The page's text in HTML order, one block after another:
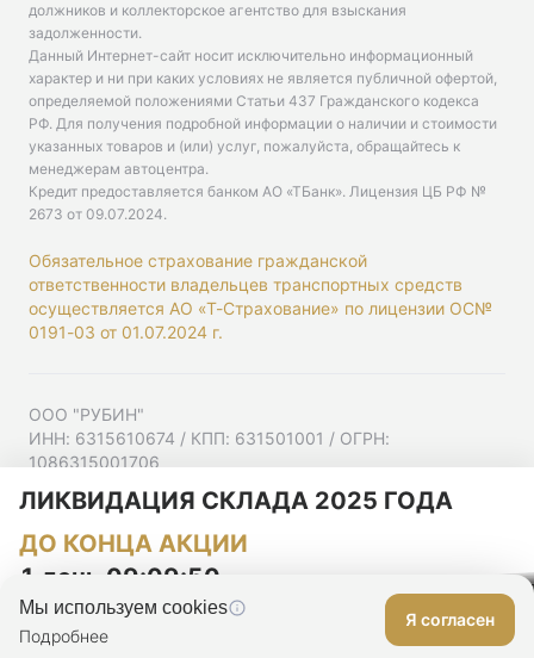
должников и коллекторское агентство для взыскания
задолженности.
Данный Интернет-сайт носит исключительно информационный
характер и ни при каких условиях не является публичной офертой,
определяемой положениями Статьи 437 Гражданского кодекса
РФ. Для получения подробной информации о наличии и стоимости
указанных товаров и (или) услуг, пожалуйста, обращайтесь к
менеджерам автоцентра.
Кредит предоставляется банком АО «ТБанк». Лицензия ЦБ РФ №
2673 от 09.07.2024.
Обязательное страхование гражданской
ответственности владельцев транспортных средств
осуществляется АО «Т-Страхование» по лицензии ОС№
0191-03 от 01.07.2024 г.
ООО "РУБИН"
ИНН: 6315610674 / КПП: 631501001 / ОГРН:
1086315001706
Ульяновская ул, д. 52/55, помещ. 9-18
Согласие на рекламную рассылку
Политика конфиденциальности
Мы используем cookies
Подробнее
Я согласен
ЛИКВИДАЦИЯ СКЛАДА 2025 ГОДА
ДО КОНЦА АКЦИИ
1 день 09:09:50
Оставить заявку